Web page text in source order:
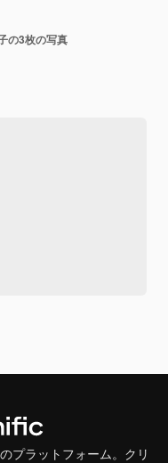
の3枚の写真
プラットフォーム。クリ